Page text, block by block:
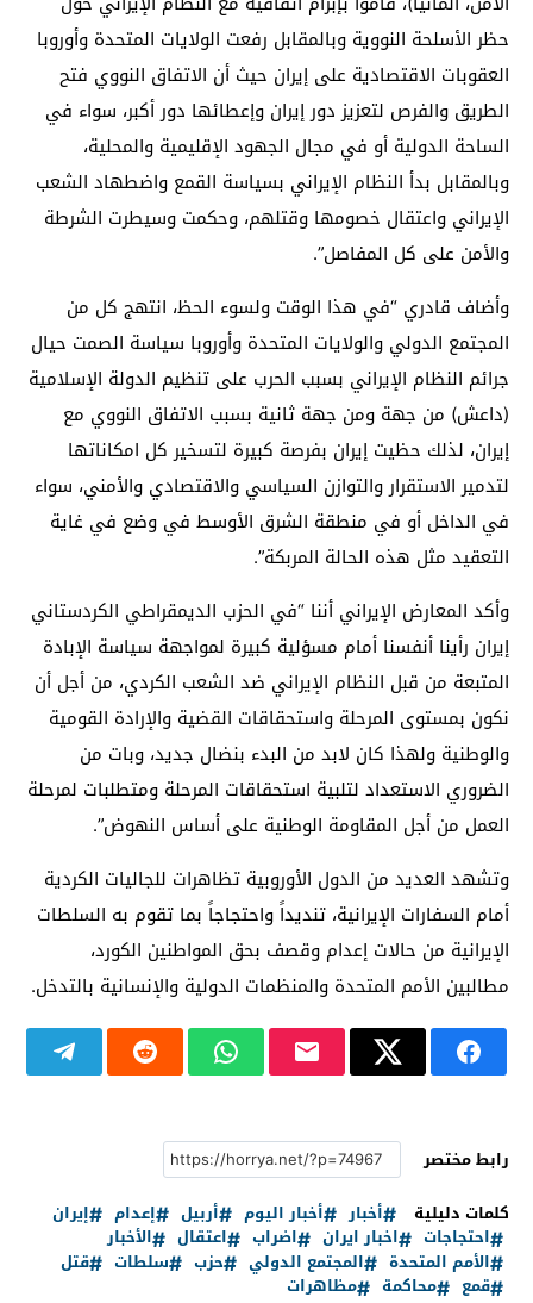
حظر الأسلحة النووية وبالمقابل رفعت الولايات المتحدة وأوروبا
العقوبات الاقتصادية على إيران حيث أن الاتفاق النووي فتح
الطريق والفرص لتعزيز دور إيران وإعطائها دور أكبر، سواء في
الساحة الدولية أو في مجال الجهود الإقليمية والمحلية،
وبالمقابل بدأ النظام الإيراني بسياسة القمع واضطهاد الشعب
الإيراني واعتقال خصومها وقتلهم، وحكمت وسيطرت الشرطة
والأمن على كل المفاصل”.
وأضاف قادري “في هذا الوقت ولسوء الحظ، انتهج كل من
المجتمع الدولي والولايات المتحدة وأوروبا سياسة الصمت حيال
جرائم النظام الإيراني بسبب الحرب على تنظيم الدولة الإسلامية
(داعش) من جهة ومن جهة ثانية بسبب الاتفاق النووي مع
إيران، لذلك حظيت إيران بفرصة كبيرة لتسخير كل امكاناتها
لتدمير الاستقرار والتوازن السياسي والاقتصادي والأمني، سواء
في الداخل أو في منطقة الشرق الأوسط في وضع في غاية
التعقيد مثل هذه الحالة المربكة”.
وأكد المعارض الإيراني أننا “في الحزب الديمقراطي الكردستاني
إيران رأينا أنفسنا أمام مسؤلية كبيرة لمواجهة سياسة الإبادة
المتبعة من قبل النظام الإيراني ضد الشعب الكردي، من أجل أن
نكون بمستوى المرحلة واستحقاقات القضية والإرادة القومية
والوطنية ولهذا كان لابد من البدء بنضال جديد، وبات من
الضروري الاستعداد لتلبية استحقاقات المرحلة ومتطلبات لمرحلة
العمل من أجل المقاومة الوطنية على أساس النهوض”.
وتشهد العديد من الدول الأوروبية تظاهرات للجاليات الكردية
أمام السفارات الإيرانية، تنديداً واحتجاجاً بما تقوم به السلطات
الإيرانية من حالات إعدام وقصف بحق المواطنين الكورد،
مطالبين الأمم المتحدة والمنظمات الدولية والإنسانية بالتدخل.
رابط مختصر
كلمات دليلية
أخبار أخبار اليوم أربيل إعدام
إيران
احتجاجات
اخبار ايران اضراب اعتقال
الأخبار
الأمم المتحدة
المجتمع الدولي حزب سلطات
قتل
قمع
محاكمة مظاهرات